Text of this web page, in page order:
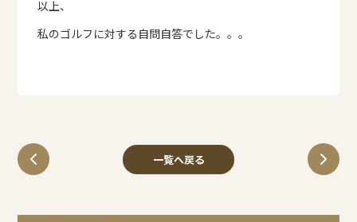
以上、
私のゴルフに対する自問自答でした。。。
一覧へ戻る